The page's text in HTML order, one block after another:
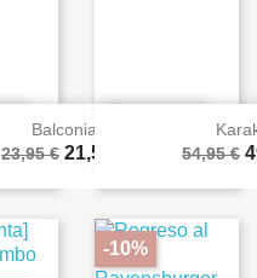
Balconia
23,95 € 21,56 €
54,95 €
-10%